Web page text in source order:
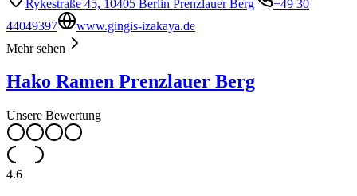
Rykestraße 45, 10405 Berlin Prenzlauer Berg
+49 30
44049397
www.gingis-izakaya.de
Mehr sehen
Hako Ramen Prenzlauer Berg
Unsere Bewertung
4.6